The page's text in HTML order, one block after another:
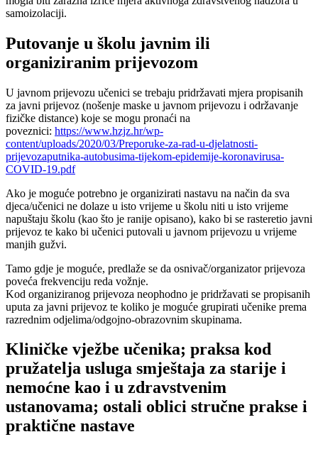
samoizolaciji.
Putovanje u školu javnim ili
organiziranim prijevozom
U javnom prijevozu učenici se trebaju pridržavati mjera propisanih
za javni prijevoz (nošenje maske u javnom prijevozu i održavanje
fizičke distance) koje se mogu pronaći na
poveznici: https://www.hzjz.hr/wp-
content/uploads/2020/03/Preporuke-za-rad-u-djelatnosti-
prijevozaputnika-autobusima-tijekom-epidemije-koronavirusa-
COVID-19.pdf
Ako je moguće potrebno je organizirati nastavu na način da sva
djeca/učenici ne dolaze u isto vrijeme u školu niti u isto vrijeme
napuštaju školu (kao što je ranije opisano), kako bi se rasteretio javni
prijevoz te kako bi učenici putovali u javnom prijevozu u vrijeme
manjih gužvi.
Tamo gdje je moguće, predlaže se da osnivač/organizator prijevoza
poveća frekvenciju reda vožnje.
Kod organiziranog prijevoza neophodno je pridržavati se propisanih
uputa za javni prijevoz te koliko je moguće grupirati učenike prema
razrednim odjelima/odgojno-obrazovnim skupinama.
Kliničke vježbe učenika; praksa kod
pružatelja usluga smještaja za starije i
nemoćne kao i u zdravstvenim
ustanovama; ostali oblici stručne prakse i
praktične nastave